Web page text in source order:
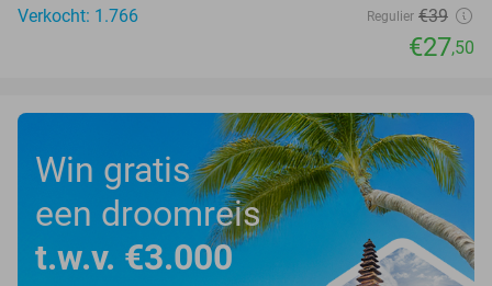
Verkocht: 1.766
Regulier €39
€27,50
Win gratis
een droomreis
t.w.v. €3.000